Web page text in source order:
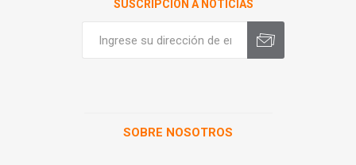
SUSCRIPCIÓN A NOTICIAS
SOBRE NOSOTROS